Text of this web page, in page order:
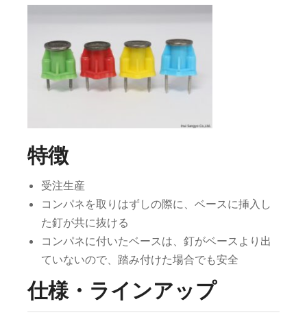
特徴
受注生産
コンパネを取りはずしの際に、ベースに挿入し
た釘が共に抜ける
コンパネに付いたベースは、釘がベースより出
ていないので、踏み付けた場合でも安全
仕様・ラインアップ